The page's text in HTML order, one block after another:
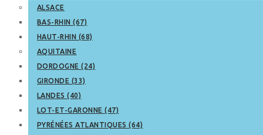
ALSACE
BAS-RHIN (67)
HAUT-RHIN (68)
AQUITAINE
DORDOGNE (24)
GIRONDE (33)
LANDES (40)
LOT-ET-GARONNE (47)
PYRÉNÉES ATLANTIQUES (64)